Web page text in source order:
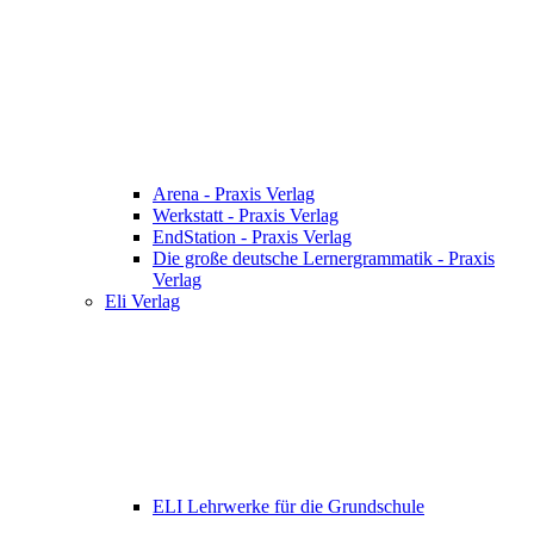
Arena - Praxis Verlag
Werkstatt - Praxis Verlag
EndStation - Praxis Verlag
Die große deutsche Lernergrammatik - Praxis
Verlag
Eli Verlag
ELI Lehrwerke für die Grundschule